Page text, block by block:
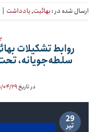
ارسال شده در :بهائیت,یادداشت
روابط تشکیلات
سلطه‌جویانه،
در تاریخ ۱۴۰۵/
29
تیر